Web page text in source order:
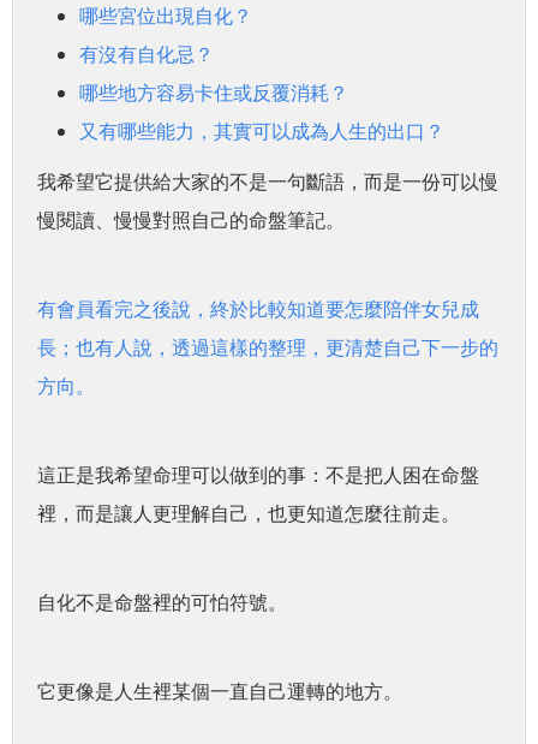
哪些宮位出現自化？
有沒有自化忌？
哪些地方容易卡住或反覆消耗？
又有哪些能力，其實可以成為人生的出口？
我希望它提供給大家的不是一句斷語，而是一份可以慢
慢閱讀、慢慢對照自己的命盤筆記。
有會員看完之後說，終於比較知道要怎麼陪伴女兒成
長；也有人說，透過這樣的整理，更清楚自己下一步的
方向。
這正是我希望命理可以做到的事：不是把人困在命盤
裡，而是讓人更理解自己，也更知道怎麼往前走。
自化不是命盤裡的可怕符號。
它更像是人生裡某個一直自己運轉的地方。